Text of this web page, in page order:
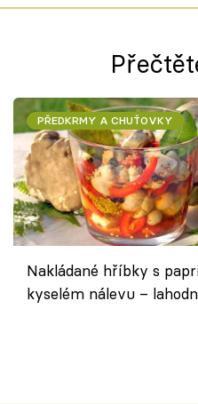
PŘEDKRMY A CHUŤOVKY
Nakládané hříbky s
kyselém nálevu –